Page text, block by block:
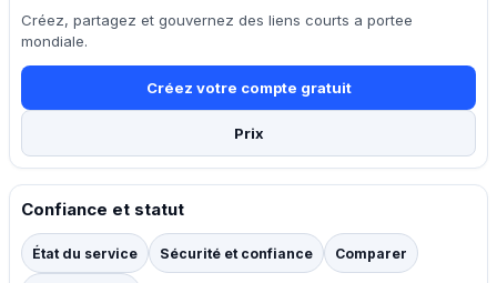
Créez, partagez et gouvernez des liens courts a portee
mondiale.
Créez votre compte gratuit
Prix
Confiance et statut
État du service Sécurité et confiance Comparer